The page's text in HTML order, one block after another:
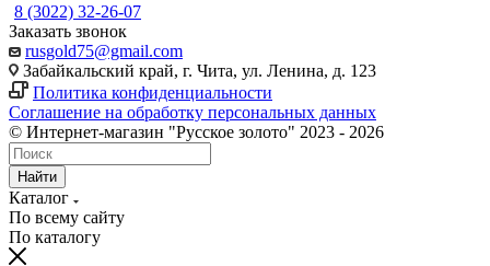
8 (3022) 32-26-07
Заказать звонок
rusgold75@gmail.com
Забайкальский край, г. Чита, ул. Ленина, д. 123
Политика конфиденциальности
Соглашение на обработку персональных данных
© Интернет-магазин "Русское золото" 2023 - 2026
Найти
Каталог
По всему сайту
По каталогу